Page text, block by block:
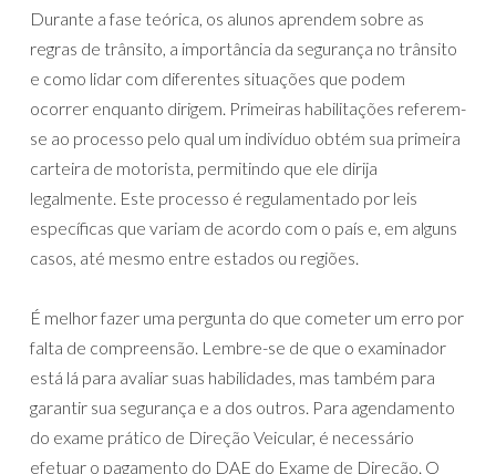
Durante a fase teórica, os alunos aprendem sobre as
regras de trânsito, a importância da segurança no trânsito
e como lidar com diferentes situações que podem
ocorrer enquanto dirigem. Primeiras habilitações referem-
se ao processo pelo qual um indivíduo obtém sua primeira
carteira de motorista, permitindo que ele dirija
legalmente. Este processo é regulamentado por leis
específicas que variam de acordo com o país e, em alguns
casos, até mesmo entre estados ou regiões.
É melhor fazer uma pergunta do que cometer um erro por
falta de compreensão. Lembre-se de que o examinador
está lá para avaliar suas habilidades, mas também para
garantir sua segurança e a dos outros. Para agendamento
do exame prático de Direção Veicular, é necessário
efetuar o pagamento do DAE do Exame de Direção. O